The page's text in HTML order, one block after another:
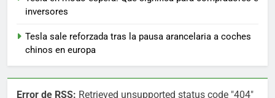
inversores
Tesla sale reforzada tras la pausa arancelaria a coches
chinos en europa
Error de RSS: Retrieved unsupported status code "404"